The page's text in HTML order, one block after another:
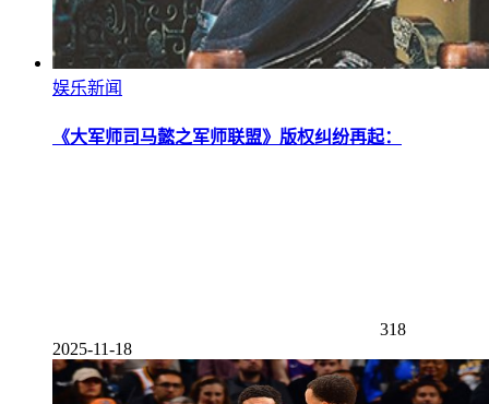
娱乐新闻
《大军师司马懿之军师联盟》版权纠纷再起：
318
2025-11-18